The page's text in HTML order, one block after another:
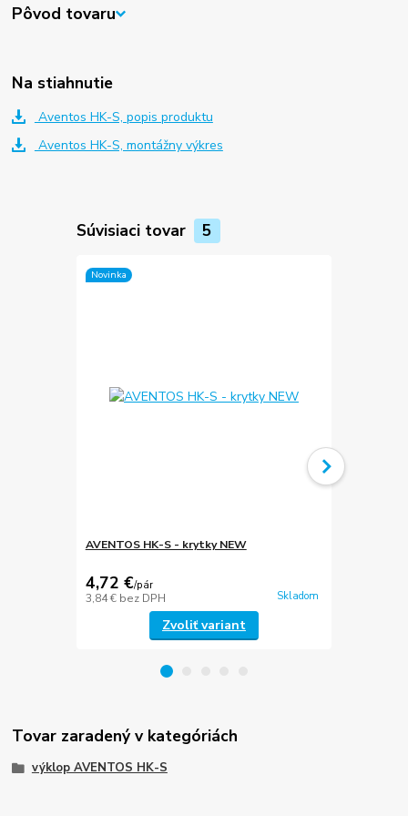
Pôvod tovaru
Na stiahnutie
Aventos HK-S, popis produktu
Aventos HK-S, montážny výkres
Súvisiaci tovar 5
Novinka
AVENTOS HK-S - krytky NEW
4,72 €/pár
3,84 € bez DPH Skladom
Zvoliť variant
Tovar zaradený v kategóriách
výklop AVENTOS HK-S